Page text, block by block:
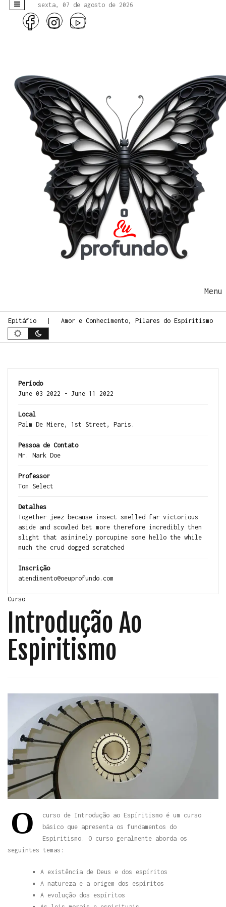
sexta, 07 de agosto de 2026
Epitáfio Amor e Conhecimento, Pilares do Espiritismo
Período
June 03 2022 - June 11 2022
Local
Palm De Miere, 1st Street, Paris.
Pessoa de Contato
Mr. Nark Doe
Professor
Tom Select
Detalhes
Together jeez because insect smelled far victorious
aside and scowled bet more therefore incredibly then
slight that asininely porcupine some hello the while
much the crud dogged scratched
Inscrição
atendimento@oeuprofundo.com
Curso
Introdução Ao
Espiritismo
O
curso de Introdução ao Espíritismo é um curso
básico que apresenta os fundamentos do
Espiritismo. O curso geralmente aborda os
seguintes temas:
A existência de Deus e dos espíritos
A natureza e a origem dos espíritos
A evolução dos espíritos